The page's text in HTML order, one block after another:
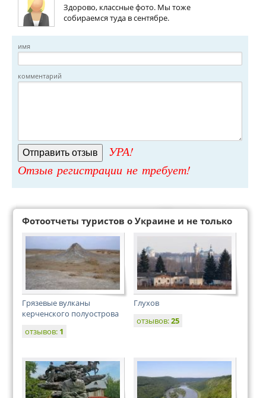
Здорово, классные фото. Мы тоже
собираемся туда в сентябре.
имя
комментарий
УРА!
Отзыв регистрации не требует!
Фотоотчеты туристов о Украине и не только
Грязевые вулканы
керченского полуострова
отзывов: 1
Глухов
отзывов:25